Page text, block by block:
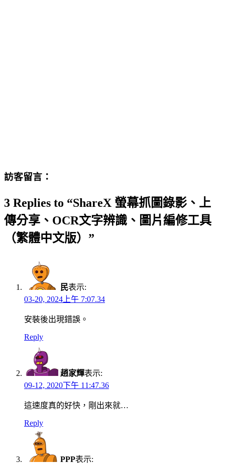
訪客留言：
3 Replies to “ShareX 螢幕抓圖錄影、上
傳分享、OCR文字辨識、圖片編修工具
（繁體中文版）”
民表示:
03-20, 2024上午 7:07.34
安裝後出現錯誤。
Reply
趙家輝表示:
09-12, 2020下午 11:47.36
這速度真的好快，剛出來就…
Reply
PPP表示: